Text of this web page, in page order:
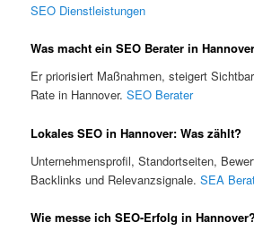
SEO Dienstleistungen
Was macht ein SEO Berater in
Er priorisiert Maßnahmen, steigert
Rate in Hannover.SEO Berater
Lokales SEO in Hannover: Was zählt?
Unternehmensprofil, Standortseiten,
Backlinks und Relevanzsignale.SEA
Wie messe ich SEO-Erfolg in Hannover?